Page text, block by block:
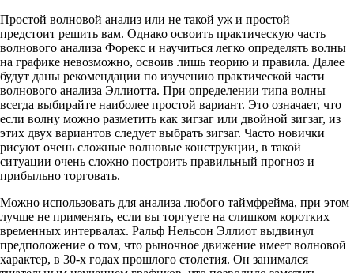
Простой волновой анализ или не такой уж и простой –
предстоит решить вам. Однако освоить практическую часть
волнового анализа Форекс и научиться легко определять волны
на графике невозможно, освоив лишь теорию и правила. Далее
будут даны рекомендации по изучению практической части
волнового анализа Эллиотта. При определении типа волны
всегда выбирайте наиболее простой вариант. Это означает, что
если волну можно разметить как зигзаг или двойной зигзаг, из
этих двух вариантов следует выбрать зигзаг. Часто новички
рисуют очень сложные волновые конструкции, в такой
ситуации очень сложно построить правильный прогноз и
прибыльно торговать.
Можно использовать для анализа любого таймфрейма, при этом
лучше не применять, если вы торгуете на слишком коротких
временных интервалах. Ральф Нельсон Эллиот выдвинул
предположение о том, что рыночное движение имеет волновой
характер, в 30-х годах прошлого столетия. Он занимался